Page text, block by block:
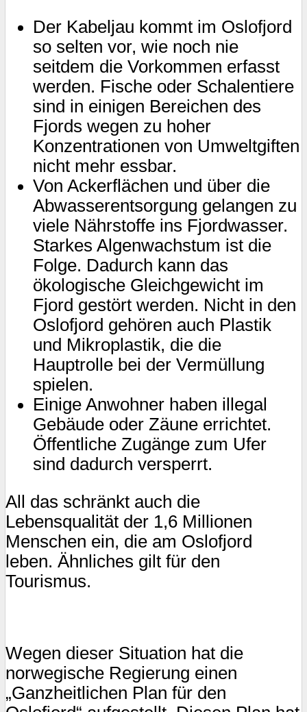
Der Kabeljau kommt im Oslofjord
so selten vor, wie noch nie
seitdem die Vorkommen erfasst
werden. Fische oder Schalentiere
sind in einigen Bereichen des
Fjords wegen zu hoher
Konzentrationen von Umweltgiften
nicht mehr essbar.
Von Ackerflächen und über die
Abwasserentsorgung gelangen zu
viele Nährstoffe ins Fjordwasser.
Starkes Algenwachstum ist die
Folge. Dadurch kann das
ökologische Gleichgewicht im
Fjord gestört werden. Nicht in den
Oslofjord gehören auch Plastik
und Mikroplastik, die die
Hauptrolle bei der Vermüllung
spielen.
Einige Anwohner haben illegal
Gebäude oder Zäune errichtet.
Öffentliche Zugänge zum Ufer
sind dadurch versperrt.
All das schränkt auch die
Lebensqualität der 1,6 Millionen
Menschen ein, die am Oslofjord
leben. Ähnliches gilt für den
Tourismus.
Wegen dieser Situation hat die
norwegische Regierung einen
„Ganzheitlichen Plan für den